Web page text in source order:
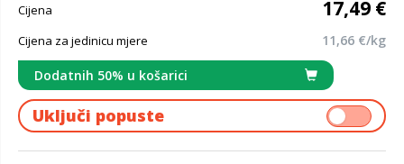
Cijena 17,49 €
Cijena za jedinicu mjere 11,66 €/kg
Dodatnih 50% u košarici
Uključi popuste